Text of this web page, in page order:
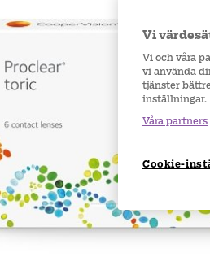
Vi
Vi och våra
vi använda
tjänster
inställningar.
Våra partners
Cookie-